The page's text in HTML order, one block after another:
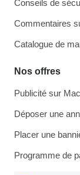
Conseils de
Commentaires
Catalogue de
Nos offres
Publicité sur
Déposer une
Placer une
Programme de